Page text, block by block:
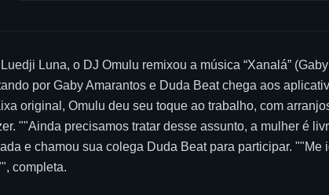
Luna, o DJ Omulu remixou a música “Xanalá”
por Gaby Amarantos e Duda Beat chega aos
original, Omulu deu seu toque ao trabalho, com
""Ainda precisamos tratar desse assunto, a mulher é
e chamou sua colega Duda Beat para participar. ""Me
completa.